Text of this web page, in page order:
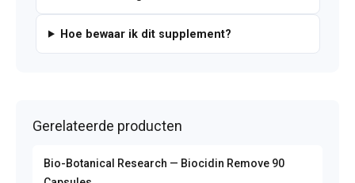
Hoe bewaar ik dit supplement?
Gerelateerde producten
Bio-Botanical Research — Biocidin Remove 90